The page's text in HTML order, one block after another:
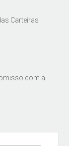
Carteiras
com a